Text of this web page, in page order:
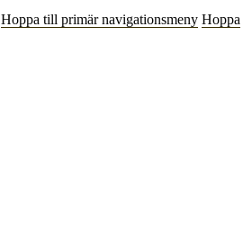
Hoppa till primär navigationsmeny Hoppa